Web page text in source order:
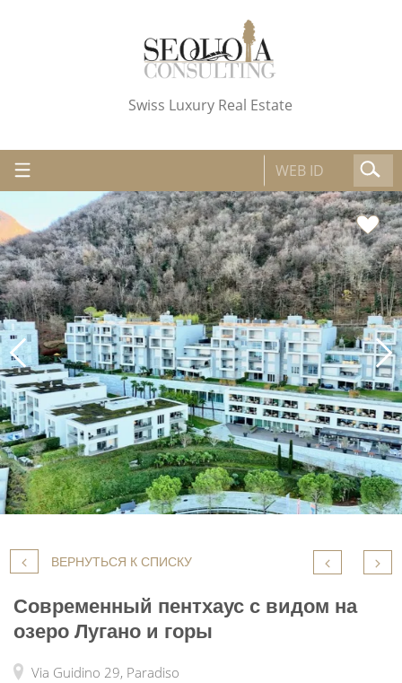
Swiss Luxury Real Estate
ВЕРНУТЬСЯ К СПИСКУ
Современный пентхаус с видом на
озеро Лугано и горы
Via Guidino 29, Paradiso